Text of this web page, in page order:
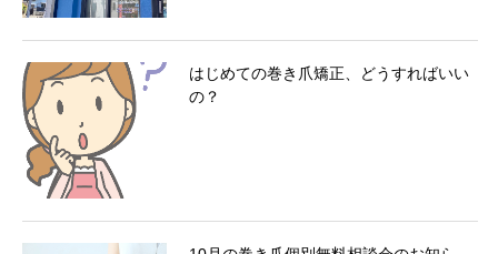
はじめての巻き爪矯正、どうすればいい
の？